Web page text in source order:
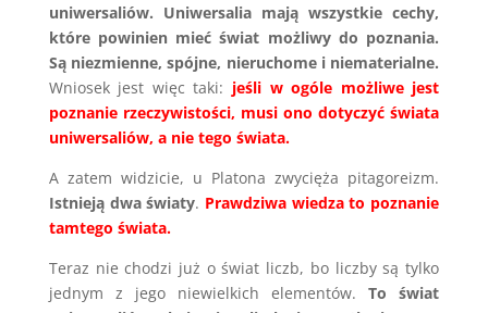
uniwersaliów. Uniwersalia mają wszystkie cechy,
które powinien mieć świat możliwy do poznania.
Są niezmienne, spójne, nieruchome i niematerialne.
Wniosek jest więc taki: jeśli w ogóle możliwe jest
poznanie rzeczywistości, musi ono dotyczyć świata
uniwersaliów, a nie tego świata.
A zatem widzicie, u Platona zwycięża pitagoreizm.
Istnieją dwa światy. Prawdziwa wiedza to poznanie
tamtego świata.
Teraz nie chodzi już o świat liczb, bo liczby są tylko
jednym z jego niewielkich elementów.To świat